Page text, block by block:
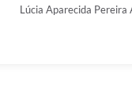
Lúcia Aparecida Pereira